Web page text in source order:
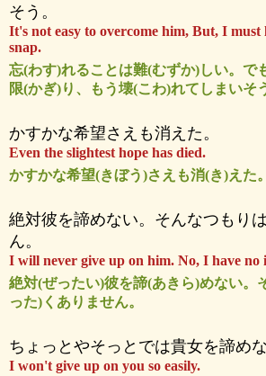
そう。
It's not easy to overcome him, But, I must
snap.
忘(わす)れることは難(むずか)しい。で
限(かぎ)り、もう壊(こわ)れてしまいそ
かすかな希望さえも消えた。
Even the slightest hope has died.
かすかな希望(きぼう)さえも消(き)えた。
絶対彼を諦めない。そんなつもり
ん。
I will never give up on him. No, I have no
絶対(ぜったい)彼を諦(あきら)めない。
った)くありません。
ちょっとやそっとでは貴女を諦めな
I won't give up on you so easily.